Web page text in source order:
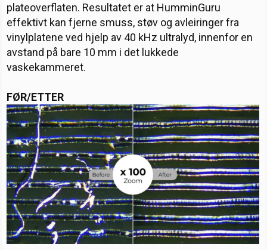
plateoverflaten. Resultatet er at HumminGuru
effektivt kan fjerne smuss, støv og avleiringer fra
vinylplatene ved hjelp av 40 kHz ultralyd, innenfor en
avstand på bare 10 mm i det lukkede
vaskekammeret.
FØR/ETTER